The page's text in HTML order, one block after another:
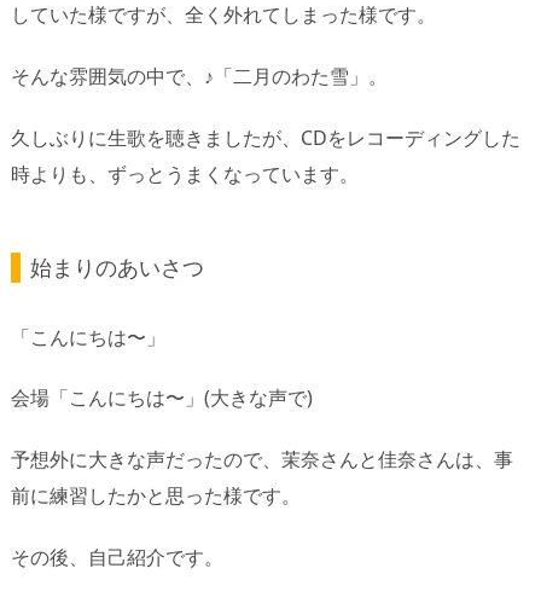
していた様ですが、全く外れてしまった様です。
そんな雰囲気の中で、♪「二月のわた雪」。
久しぶりに生歌を聴きましたが、CDをレコーディングした
時よりも、ずっとうまくなっています。
始まりのあいさつ
「こんにちは〜」
会場「こんにちは〜」(大きな声で)
予想外に大きな声だったので、茉奈さんと佳奈さんは、事
前に練習したかと思った様です。
その後、自己紹介です。